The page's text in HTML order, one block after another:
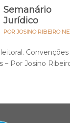
Semanário
Jurídico
POR JOSINO RIBEIRO
Convenções
– Por Josino